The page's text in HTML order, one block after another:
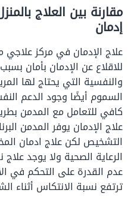
مقارنة بين العلاج
إدمان
علاج الإدمان في مركز
للاقلاع عن الإدمان بأمان
والنفسية التي يحتاج لها
السموم أيضًا وجود الدعم
كافي للتعامل مع المدمن
علاج الإدمان يوفر المدمن
التشخيص لكن علاج ادمان
الرعاية الصحية ولا يوجد
عدم القدرة على التحكم في
ترتفع نسبة الانتكاس أثناء